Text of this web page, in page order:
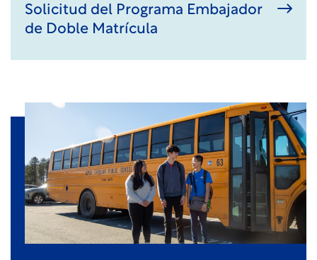
Solicitud del Programa Embajador
de Doble Matrícula